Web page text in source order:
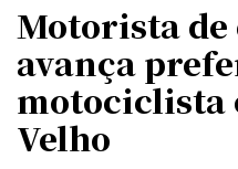
Motorista
avança
motociclista
Velho